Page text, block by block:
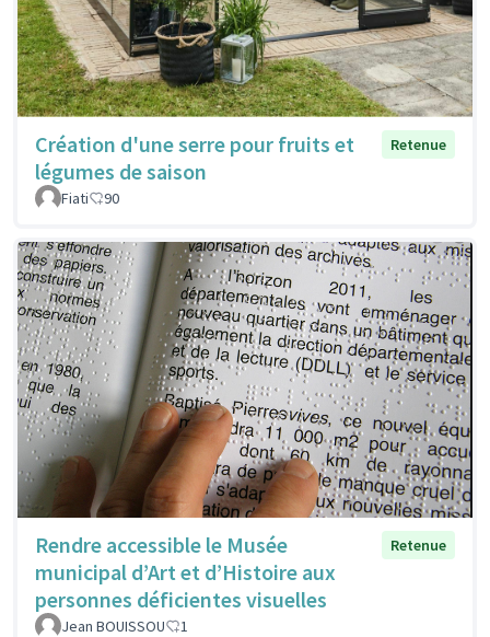
Création d'une serre pour fruits et
légumes de saison
Retenue
Fiati 90
Rendre accessible le Musée
municipal d’Art et d’Histoire aux
personnes déficientes visuelles
Retenue
Jean BOUISSOU 1